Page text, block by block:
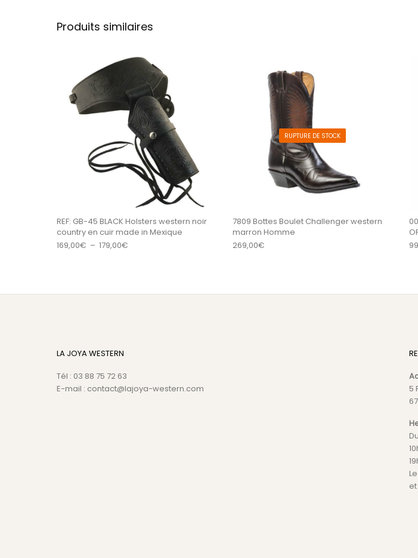
Produits similaires
REF: GB-45 BLACK Holsters western noir
country en cuir made in Mexique
169,00€ – 179,00€Plage de prix : 169,00€ à 179,00€
Ce produit a plusieurs variations. Les
RUPTURE DE STOCK
7809 Bottes Boulet Challenger western
marron Homme
269,00€
Ce
LA JOYA WESTERN
Tél : 03 88 75 72 63
E-mail : contact@lajoya-western.com
5